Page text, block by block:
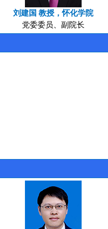
刘建国 教授，怀化学院
党委委员、副院长